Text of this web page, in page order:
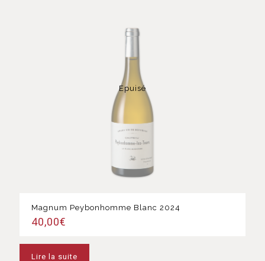
Epuisé
Magnum Peybonhomme Blanc 2024
40,00€
Lire la suite